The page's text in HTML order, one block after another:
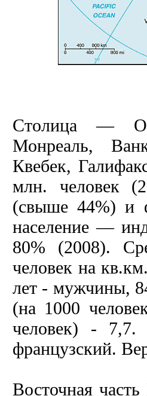
Столица —
Монреаль,
Квебек,
млн. человек
(свыше 44%) и
население —
80% (2008).
человек на
лет - мужчины,
(на 1000
человек) -
французский.
Восточная